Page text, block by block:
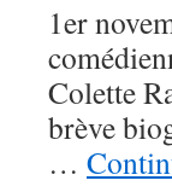
1er
Colette
brève
…